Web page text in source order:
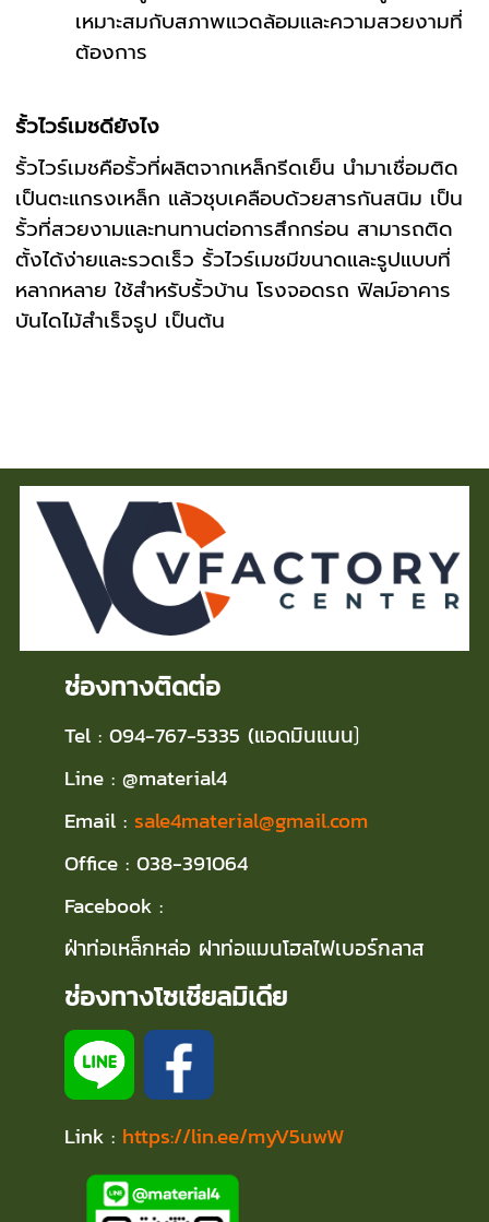
เหมาะสมกับสภาพแวดล้อมและความสวยงามที่
ต้องการ
รั้วไวร์เมชดียังไง
รั้วไวร์เมชคือรั้วที่ผลิตจากเหล็กรีดเย็น นำมาเชื่อมติด
เป็นตะแกรงเหล็ก แล้วชุบเคลือบด้วยสารกันสนิม เป็น
รั้วที่สวยงามและทนทานต่อการสึกกร่อน สามารถติด
ตั้งได้ง่ายและรวดเร็ว รั้วไวร์เมชมีขนาดและรูปแบบที่
หลากหลาย ใช้สำหรับรั้วบ้าน โรงจอดรถ ฟิลม์อาคาร
บันไดไม้สำเร็จรูป เป็นต้น
ช่องทางติดต่อ
Tel : 094-767-5335 (แอดมินแนน)
Line : @material4
Email : sale4material@gmail.com
Office : 038-391064
Facebook :
ฝ่าท่อเหล็กหล่อ ฝาท่อแมนโฮลไฟเบอร์กลาส
ช่องทางโซเชียลมิเดีย
Link : https://lin.ee/myV5uwW